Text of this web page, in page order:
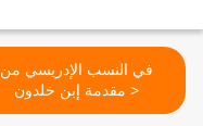
في النسب الإدريسي من
مقدمة إبن خلدون >